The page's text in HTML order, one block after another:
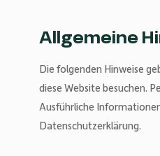
Allgemeine
Die folgenden Hinweise
diese Website besuchen.
Ausführliche
Datenschutzerklärung.